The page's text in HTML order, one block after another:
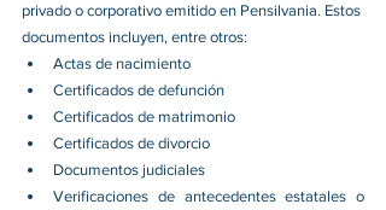
privado o corporativo emitido en Pensilvania. Estos
documentos incluyen, entre otros:
Actas de nacimiento
Certificados de defunción
Certificados de matrimonio
Certificados de divorcio
Documentos judiciales
Verificaciones de antecedentes estatales o